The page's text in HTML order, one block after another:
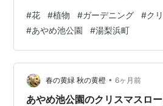
の曇を見掛けました。 うろこ曇と
曇だよね。 始めて見た気がします
ってます。🙏 (はてなのアカウン
ランキング参加中ガーデニング ラ
援、スター、ご訪…
#花 #植物 #ガーデニング #ク
#あやめ池公園 #湯梨浜町
春の黄緑 秋の黄橙 • 6ヶ月前
あやめ池公園のクリスマス